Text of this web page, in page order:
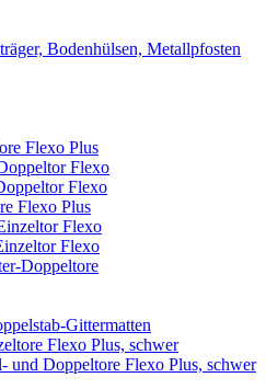
Bodenhülsen, Metallpfosten
Flexo Plus
Flexo
Flexo
Flexo Plus
Flexo
Flexo
Doppeltore
Gittermatten
Flexo Plus, schwer
und Doppeltore Flexo Plus, schwer